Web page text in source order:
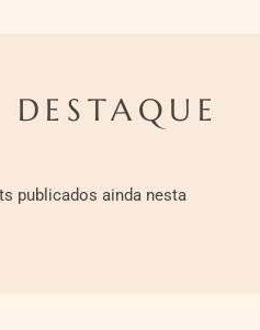
publicados ainda nesta